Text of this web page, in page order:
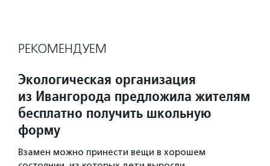
РЕКОМЕНДУЕМ
Экологическая организация
из Ивангорода предложила жителям
бесплатно получить школьную
форму
Взамен можно принести вещи в хорошем